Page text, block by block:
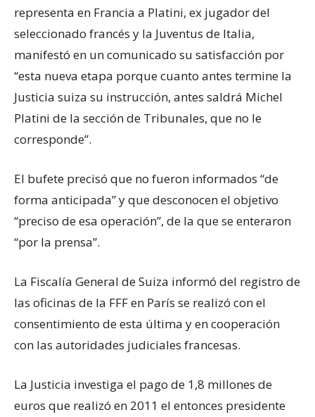
representa en Francia a Platini, ex jugador del
seleccionado francés y la Juventus de Italia,
manifestó en un comunicado su satisfacción por
“esta nueva etapa porque cuanto antes termine la
Justicia suiza su instrucción, antes saldrá Michel
Platini de la sección de Tribunales, que no le
corresponde”.
El bufete precisó que no fueron informados “de
forma anticipada” y que desconocen el objetivo
“preciso de esa operación”, de la que se enteraron
“por la prensa”.
La Fiscalía General de Suiza informó del registro de
las oficinas de la FFF en París se realizó con el
consentimiento de esta última y en cooperación
con las autoridades judiciales francesas.
La Justicia investiga el pago de 1,8 millones de
euros que realizó en 2011 el entonces presidente